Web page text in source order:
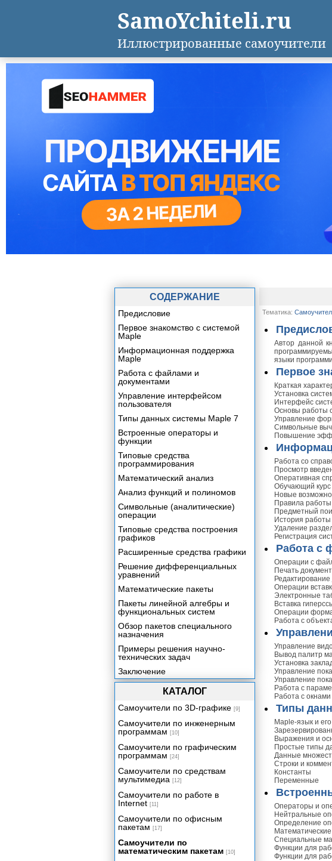
Тематика:
Автор данной
языки
Первое
Краткая
Установка
Интерфейс
Основы работы
Управление
Символьные
Повышение
Работа со
Просмотр
Оперативная
Обучающий курс
Новые
Правила
Предметный
История
Удаление
Регистрация
Работа с
Операции с
Печать
Операции
Электронные
Вставка
Операции
Работа с
Управление
Вывод палитр
Установка
Управление
Управление
Работа с
Работа с окнами
Типы
Maple-язык и
Выражения и
Простые типы
Данные
Строки и
Константы
Переменные
Операторы и
Нейтральные
Определение
Специальные
Функции для
Функции для
СОДЕРЖАНИЕ
Предисловие
Первое знакомство с системой
Maple
Информационная поддержка
Maple
Работа с файлами и
документами
Управление интерфейсом
пользователя
Типы данных системы Maple 7
Встроенные операторы и
функции
Типовые средства
программирования
Математический анализ
Анализ функций и полиномов
Символьные (аналитические)
операции
Типовые средства построения
графиков
Расширенные средства графики
Решение дифференциальных
уравнений
Математические пакеты
Пакеты линейной алгебры и
функциональных систем
Обзор пакетов специального
назначения
Примеры решения научно-
технических задач
Заключение
КАТАЛОГ
Самоучители по 3D-графике [9]
Самоучители по инженерным
программам [10]
Самоучители по графическим
программам [24]
Самоучители по средствам
мультимедиа [12]
Самоучители по работе в
Internet [11]
Самоучители по офисным
пакетам [17]
Самоучители по
математическим пакетам [10]
SamoYchiteli.ru
Иллюстрированные самоучители